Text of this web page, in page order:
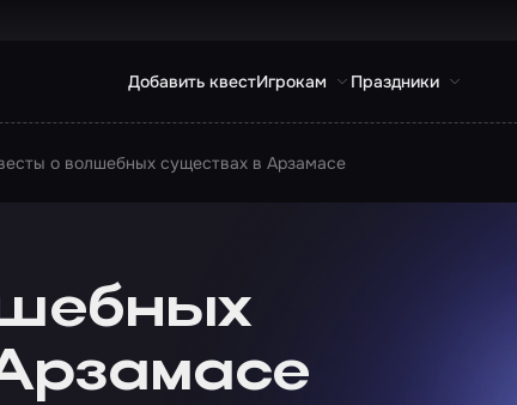
Добавить квестИгрокам Праздники
о волшебных существах в Арзамасе